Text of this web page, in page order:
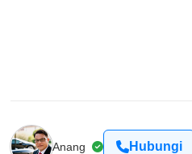
Anang Hubungi